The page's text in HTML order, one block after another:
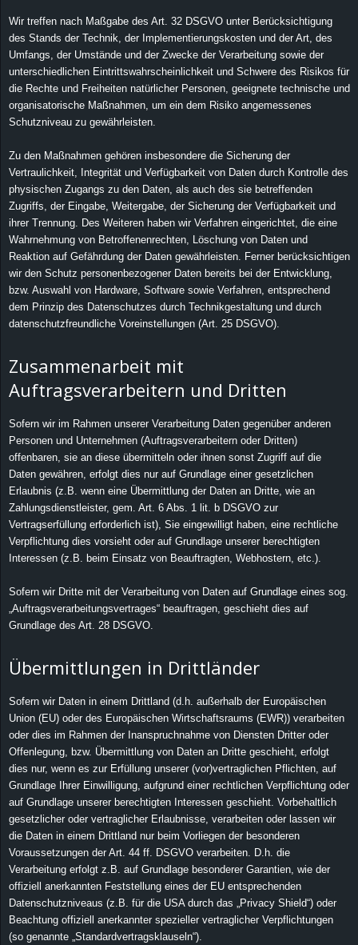
Wir treffen nach Maßgabe des Art. 32 DSGVO unter Berücksichtigung
des Stands der Technik, der Implementierungskosten und der Art, des
Umfangs, der Umstände und der Zwecke der Verarbeitung sowie der
unterschiedlichen Eintrittswahrscheinlichkeit und Schwere des Risikos für
die Rechte und Freiheiten natürlicher Personen, geeignete technische und
organisatorische Maßnahmen, um ein dem Risiko angemessenes
Schutzniveau zu gewährleisten.
Zu den Maßnahmen gehören insbesondere die Sicherung der
Vertraulichkeit, Integrität und Verfügbarkeit von Daten durch Kontrolle des
physischen Zugangs zu den Daten, als auch des sie betreffenden
Zugriffs, der Eingabe, Weitergabe, der Sicherung der Verfügbarkeit und
ihrer Trennung. Des Weiteren haben wir Verfahren eingerichtet, die eine
Wahrnehmung von Betroffenenrechten, Löschung von Daten und
Reaktion auf Gefährdung der Daten gewährleisten. Ferner berücksichtigen
wir den Schutz personenbezogener Daten bereits bei der Entwicklung,
bzw. Auswahl von Hardware, Software sowie Verfahren, entsprechend
dem Prinzip des Datenschutzes durch Technikgestaltung und durch
datenschutzfreundliche Voreinstellungen (Art. 25 DSGVO).
Zusammenarbeit mit
Auftragsverarbeitern und Dritten
Sofern wir im Rahmen unserer Verarbeitung Daten gegenüber anderen
Personen und Unternehmen (Auftragsverarbeitern oder Dritten)
offenbaren, sie an diese übermitteln oder ihnen sonst Zugriff auf die
Daten gewähren, erfolgt dies nur auf Grundlage einer gesetzlichen
Erlaubnis (z.B. wenn eine Übermittlung der Daten an Dritte, wie an
Zahlungsdienstleister, gem. Art. 6 Abs. 1 lit. b DSGVO zur
Vertragserfüllung erforderlich ist), Sie eingewilligt haben, eine rechtliche
Verpflichtung dies vorsieht oder auf Grundlage unserer berechtigten
Interessen (z.B. beim Einsatz von Beauftragten, Webhostern, etc.).
Sofern wir Dritte mit der Verarbeitung von Daten auf Grundlage eines sog.
„Auftragsverarbeitungsvertrages“ beauftragen, geschieht dies auf
Grundlage des Art. 28 DSGVO.
Übermittlungen in Drittländer
Sofern wir Daten in einem Drittland (d.h. außerhalb der Europäischen
Union (EU) oder des Europäischen Wirtschaftsraums (EWR)) verarbeiten
oder dies im Rahmen der Inanspruchnahme von Diensten Dritter oder
Offenlegung, bzw. Übermittlung von Daten an Dritte geschieht, erfolgt
dies nur, wenn es zur Erfüllung unserer (vor)vertraglichen Pflichten, auf
Grundlage Ihrer Einwilligung, aufgrund einer rechtlichen Verpflichtung oder
auf Grundlage unserer berechtigten Interessen geschieht. Vorbehaltlich
gesetzlicher oder vertraglicher Erlaubnisse, verarbeiten oder lassen wir
die Daten in einem Drittland nur beim Vorliegen der besonderen
Voraussetzungen der Art. 44 ff. DSGVO verarbeiten. D.h. die
Verarbeitung erfolgt z.B. auf Grundlage besonderer Garantien, wie der
offiziell anerkannten Feststellung eines der EU entsprechenden
Datenschutzniveaus (z.B. für die USA durch das „Privacy Shield“) oder
Beachtung offiziell anerkannter spezieller vertraglicher Verpflichtungen
(so genannte „Standardvertragsklauseln“).